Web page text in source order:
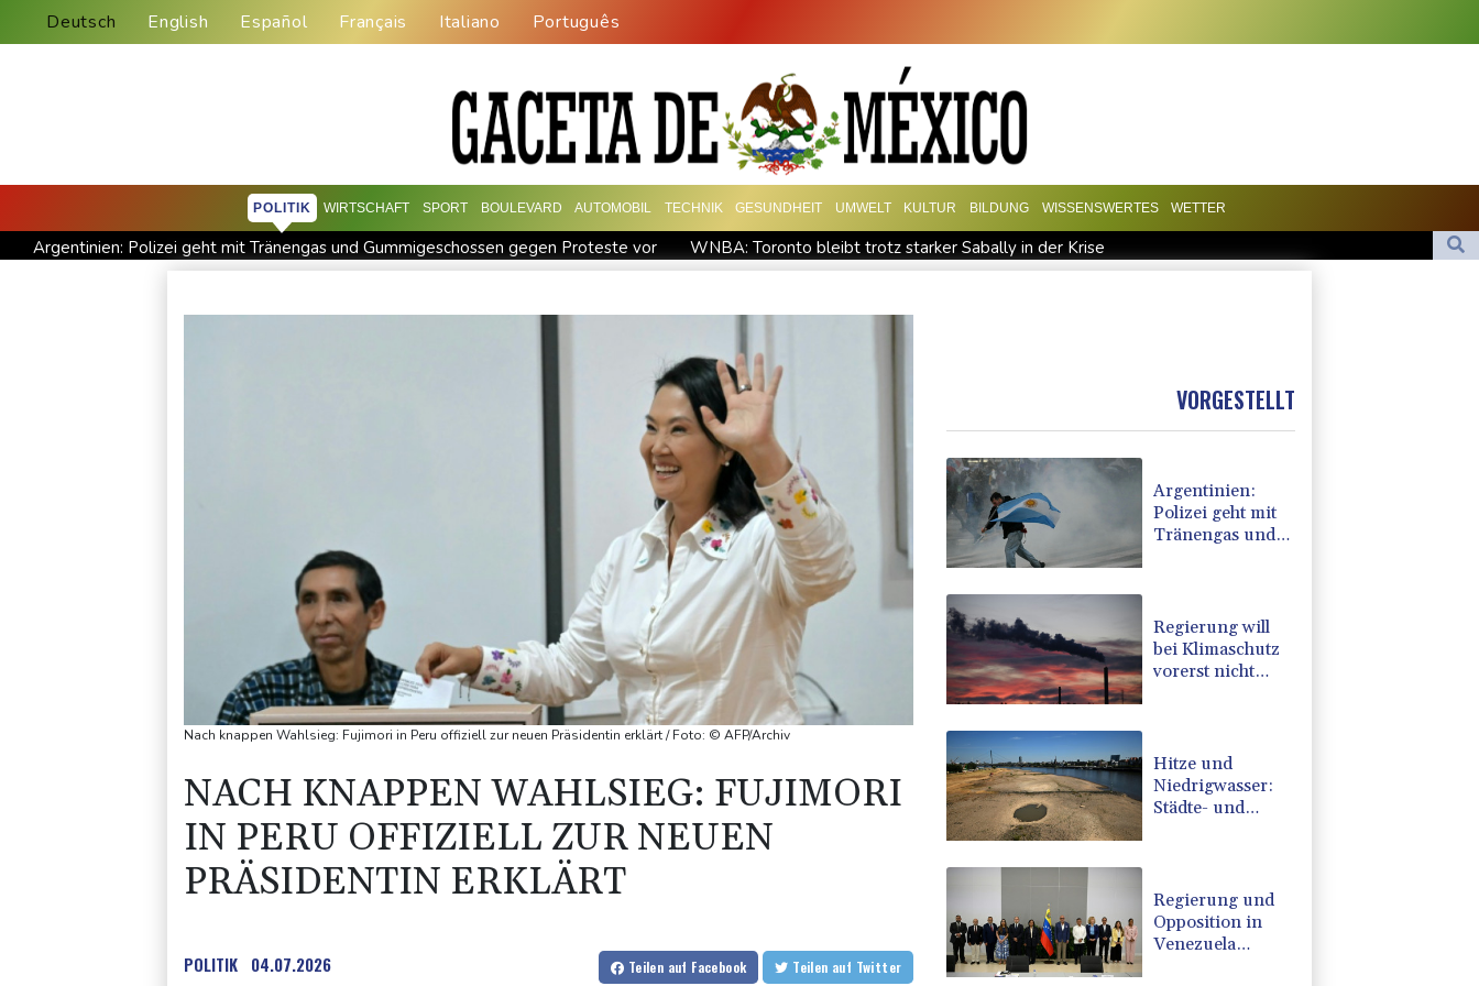
Deutsch English Español Français Italiano Português
POLITIK WIRTSCHAFT SPORT BOULEVARD AUTOMOBIL TECHNIK GESUNDHEIT UMWELT KULTUR BILDUNG WISSENSWERTES WETTER
Argentinien: Polizei geht mit Tränengas und Gummigeschossen gegen Proteste vor
WNBA: Toronto bleibt trotz starker Sabally in der Krise
Hitze und Niedrigwasser: Städte- und Gemeindebund fordert "nationalen Kraftakt"
Infantinos Investorenplan: FIFA-Experte fordert Aufarbeitung
Kircher: VAR nicht "zu kleinteilig" einsetzen
Sprengstoff-Drohne am Leipziger Flughafen: Bundesanwaltschaft übernimmt Ermittlungen
Nach knappen Wahlsieg: Fujimori in Peru offiziell zur neuen Präsidentin erklärt / Foto: © AFP/Archiv
NACH KNAPPEN WAHLSIEG: FUJIMORI
IN PERU OFFIZIELL ZUR NEUEN
PRÄSIDENTIN ERKLÄRT
POLITIK 04.07.2026 Teilen auf Facebook Teilen auf Twitter
VORGESTELLT
Argentinien:
Polizei geht mit
Tränengas und
Regierung will
bei Klimaschutz
vorerst nicht
Hitze und
Niedrigwasser:
Städte- und
Kraftakt"
Regierung und
Opposition in
Venezuela